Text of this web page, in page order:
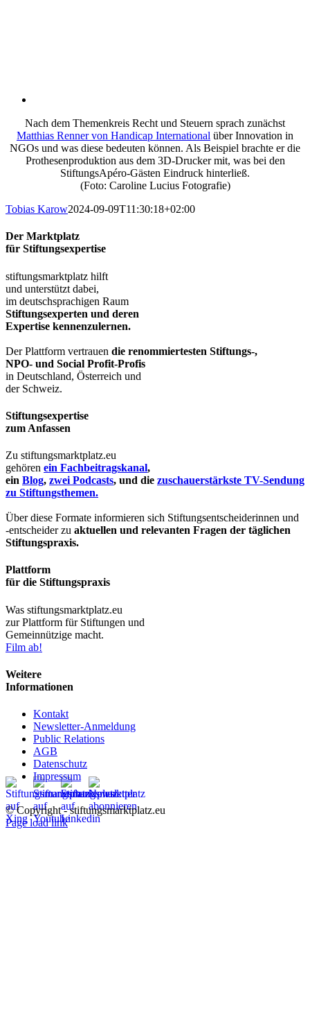
Nach dem Themenkreis Recht und Steuern sprach zunächst
Matthias Renner von Handicap International über Innovation in
NGOs und was diese bedeuten können. Als Beispiel brachte er die
Prothesenproduktion aus dem 3D-Drucker mit, was bei den
StiftungsApéro-Gästen Eindruck hinterließ.
(Foto: Caroline Lucius Fotografie)
Tobias Karow2024-09-09T11:30:18+02:00
Der Marktplatz
für Stiftungsexpertise
stiftungsmarktplatz hilft
und unterstützt dabei,
im deutschsprachigen Raum
Stiftungsexperten und deren
Expertise kennenzulernen.
Der Plattform vertrauen die renommiertesten Stiftungs-,
NPO- und Social Profit-Profis
in Deutschland, Österreich und
der Schweiz.
Stiftungsexpertise
zum Anfassen
Zu stiftungsmarktplatz.eu
gehören ein Fachbeitragskanal,
ein Blog, zwei Podcasts, und die zuschauerstärkste TV-Sendung
zu Stiftungsthemen.
Über diese Formate informieren sich Stiftungsentscheiderinnen und
-entscheider zu aktuellen und relevanten Fragen der täglichen
Stiftungspraxis.
Plattform
für die Stiftungspraxis
Was stiftungsmarktplatz.eu
zur Plattform für Stiftungen und
Gemeinnützige macht.
Film ab!
Weitere
Informationen
Kontakt
Newsletter-Anmeldung
Public Relations
AGB
Datenschutz
Impressum
© Copyright - stiftungsmarktplatz.eu
Page load link